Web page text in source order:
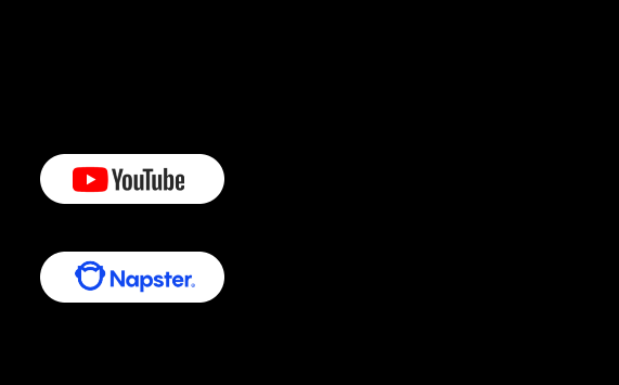
YouTubeNouvelle fenêtre
NapsterNouvelle fenêtre